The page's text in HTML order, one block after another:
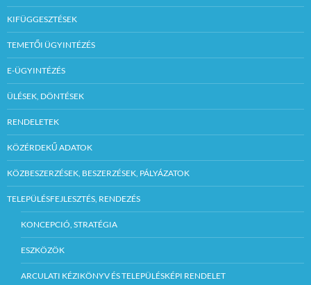
KIFÜGGESZTÉSEK
TEMETŐI ÜGYINTÉZÉS
E-ÜGYINTÉZÉS
ÜLÉSEK, DÖNTÉSEK
RENDELETEK
KÖZÉRDEKŰ ADATOK
KÖZBESZERZÉSEK, BESZERZÉSEK, PÁLYÁZATOK
TELEPÜLÉSFEJLESZTÉS, RENDEZÉS
KONCEPCIÓ, STRATÉGIA
ESZKÖZÖK
ARCULATI KÉZIKÖNYV ÉS TELEPÜLÉSKÉPI RENDELET